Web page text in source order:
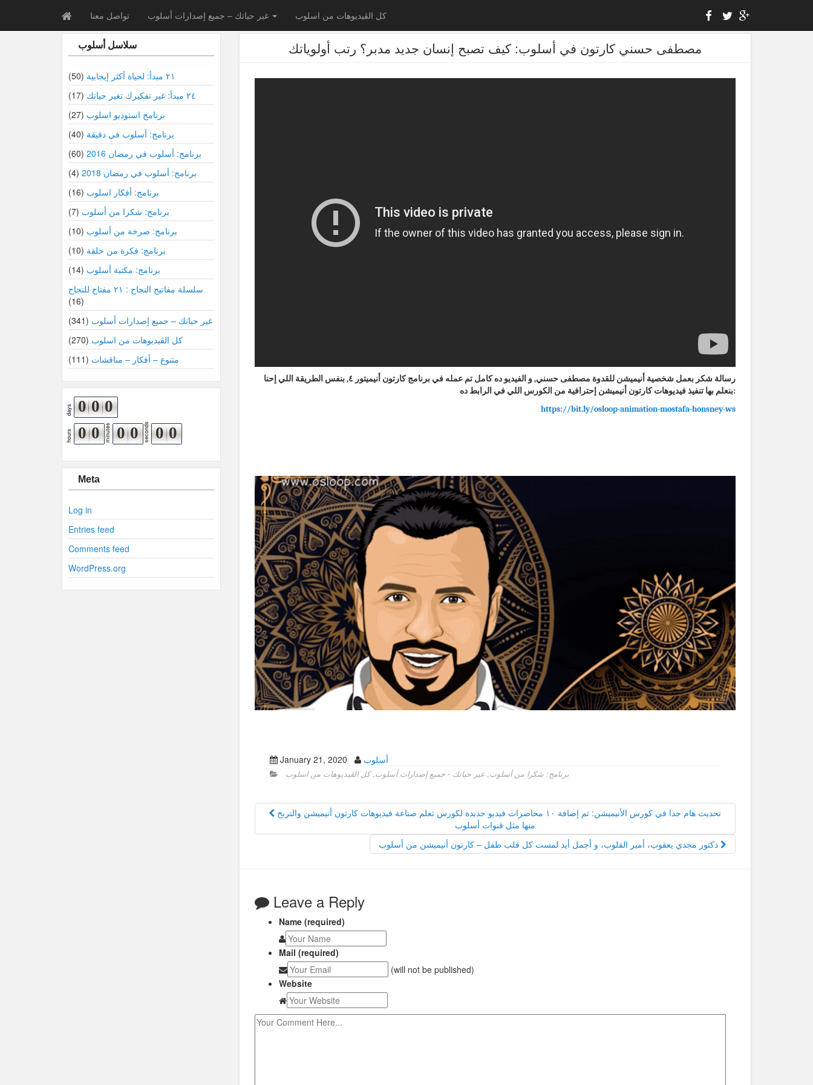
تواصل معنا كل الڤيديوهات من اسلوب
سلاسل أسلوب
٢١ مبدأ: لحياة أكثر إيجابية
(50)
٢٤ مبدأ: غير تفكيرك تغير حياتك
(17)
برنامج استوديو اسلوب (27)
برنامج: أسلوب في دقيقة (40)
برنامج: أسلوب في رمضان 2016
(60)
برنامج: أسلوب في رمضان 2018
(4)
برنامج: أفكار اسلوب (16)
برنامج: شكرا من أسلوب (7)
برنامج: صرخة من أسلوب (10)
برنامج: فكرة من حلقة (10)
برنامج: مكتبة أسلوب (14)
سلسلة مفاتيح النجاح : ٢١ مفتاح للنجاح
(16)
غير حياتك – جميع إصدارات أسلوب (341)
كل الڤيديوهات من اسلوب (270)
متنوع – أفكار – مناقشات (111)
days 0 0 0
hours 0 0 minutes 0 0 seconds 0 0
Meta
Log in
Entries feed
Comments feed
WordPress.org
مصطفى حسني كارتون في أسلوب: كيف تصبح إنسان جديد مدبر؟ رتب أولوياتك
رسالة شكر بعمل شخصية أنيميشن للقدوة مصطفى حسني, و الفيديو ده كامل تم عمله في برنامج كارتون أنيميتور ٤, بنفس الطريقة اللي إحنا
بنعلم بها تنفيذ فيديوهات كارتون أنيميشن إحترافية من الكورس اللي في الرابط ده:
https://bit.ly/osloop-animation-mostafa-honsney-ws
January 21, 2020 أسلوب
برنامج: شكرا من أسلوب,غير حياتك - جميع إصدارات أسلوب,كل الڤيديوهات من اسلوب
منها مثل قنوات أسلوب
Leave a Reply
Name (required)
Mail (required)
(will not be published)
Website